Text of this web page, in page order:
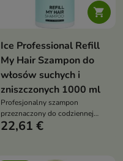

Ice Professional Refill
My Hair Szampon do
włosów suchych i
zniszczonych 1000 ml
Profesjonalny szampon
przeznaczony do codziennej
pielęgnacji włosów suchych,
22,61 €